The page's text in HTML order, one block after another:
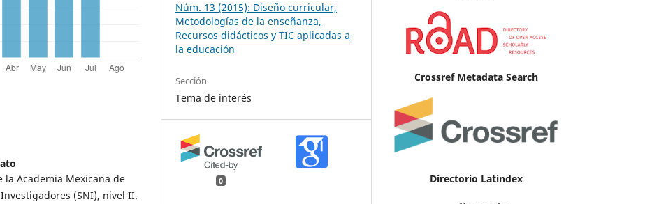
Academia Mexicana de
(SNI), nivel II.
Núm. 13 (2015): Diseño curricular,
Metodologías de la enseñanza,
Recursos didácticos y TIC aplicadas a
la educación
Sección
Tema de interés
0
Crossref Metadata Search
Directorio Latindex